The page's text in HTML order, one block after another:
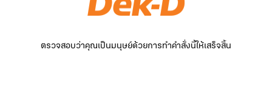
ตรวจสอบว่าคุณเป็นมนุษย์ด้วยการทำคำสั่งนี้ให้เสร็จสิ้น